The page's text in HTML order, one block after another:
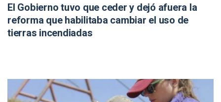
El Gobierno tuvo que ceder y dejó afuera la
reforma que habilitaba cambiar el uso de
tierras incendiadas